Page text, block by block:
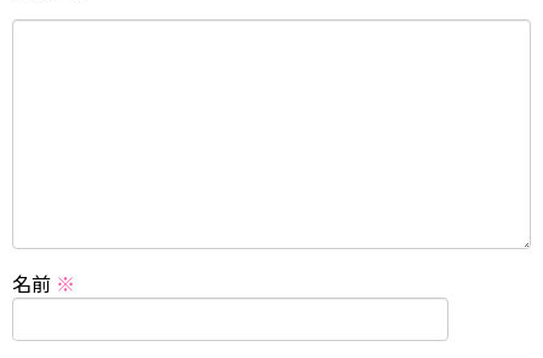
名前 ※